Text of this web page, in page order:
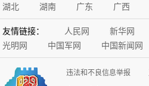
湖北
湖南 广东 广西
友情链接： 人民网 新华网
光明网
中国军网 中国新闻网
违法和不良信息举报